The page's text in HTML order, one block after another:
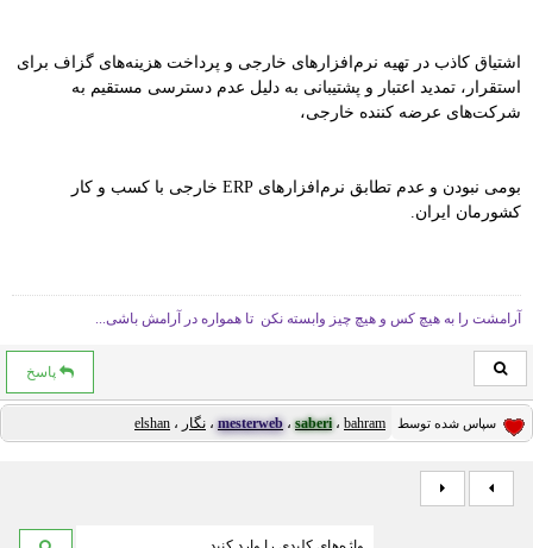
اشتیاق کاذب در تهیه نرم‌افزارهای خارجی و پرداخت هزینه‌های گزاف برای
استقرار، تمدید اعتبار و پشتیبانی به دلیل عدم دسترسی مستقیم به
شرکت‌های عرضه کننده خارجی،
بومی نبودن و عدم تطابق نرم‌افزارهای ERP خارجی با کسب و کار
کشورمان ایران.
آرامشت را به هیچ کس و هیچ چیز وابسته نکن تا همواره در آرامش باشی...
پاسخ
سپاس شده توسط bahram ،saberi،mesterweb، نگار ، elshan